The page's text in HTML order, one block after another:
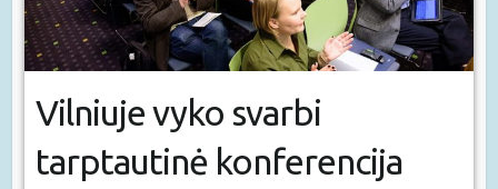
Vilniuje vyko svarbi
tarptautinė konferencija